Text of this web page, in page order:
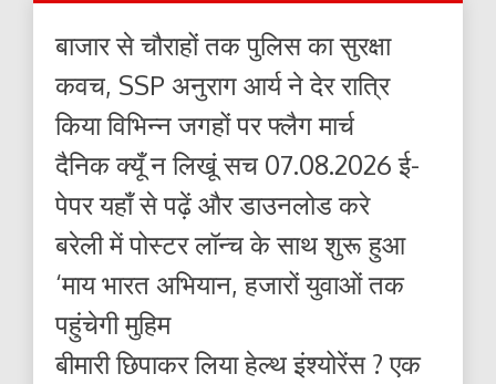
बाजार से चौराहों तक पुलिस का सुरक्षा
कवच, SSP अनुराग आर्य ने देर रात्रि
किया विभिन्न जगहों पर फ्लैग मार्च
दैनिक क्यूँ न लिखूं सच 07.08.2026 ई-
पेपर यहाँ से पढ़ें और डाउनलोड करे
बरेली में पोस्टर लॉन्च के साथ शुरू हुआ
‘माय भारत अभियान, हजारों युवाओं तक
पहुंचेगी मुहिम
बीमारी छिपाकर लिया हेल्थ इंश्योरेंस ? एक